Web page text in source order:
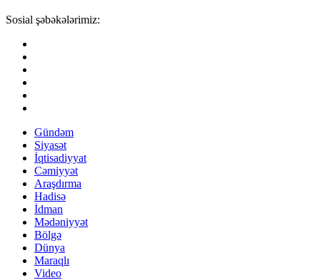
Sosial şəbəkələrimiz:
Gündəm
Siyasət
İqtisadiyyat
Cəmiyyət
Araşdırma
Hadisə
İdman
Mədəniyyət
Bölgə
Dünya
Maraqlı
Video